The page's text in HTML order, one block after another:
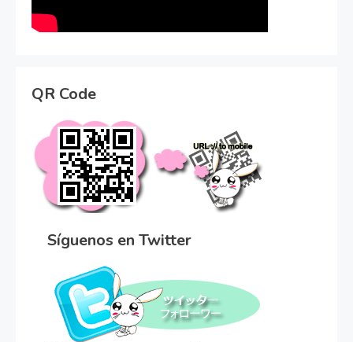
QR Code
Síguenos en Twitter